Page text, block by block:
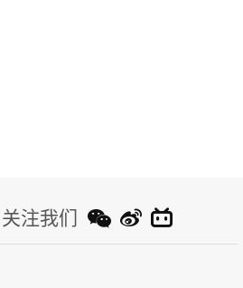
关注我们